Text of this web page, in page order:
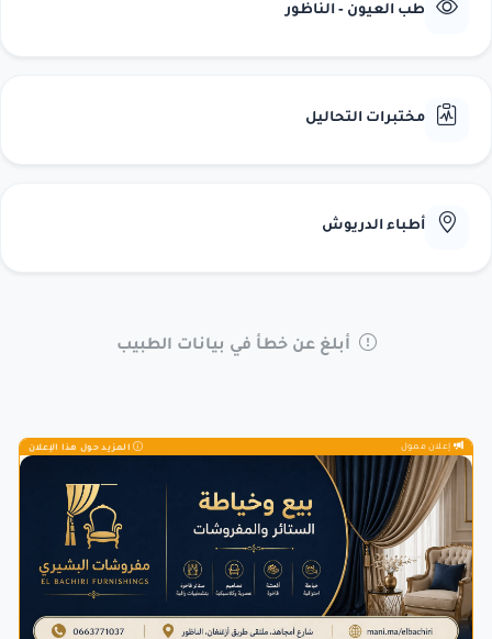
طب العيون - الناظور
مختبرات التحاليل
أطباء الدريوش
أبلغ عن خطأ في بيانات الطبيب
إعلان ممول المزيد حول هذا الإعلان